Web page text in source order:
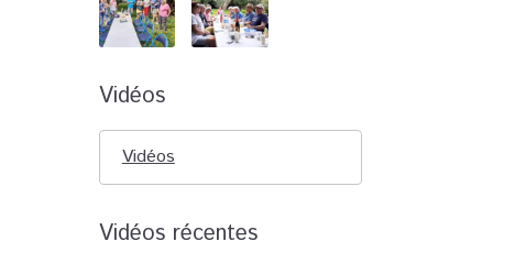
Vidéos
Vidéos
Vidéos récentes